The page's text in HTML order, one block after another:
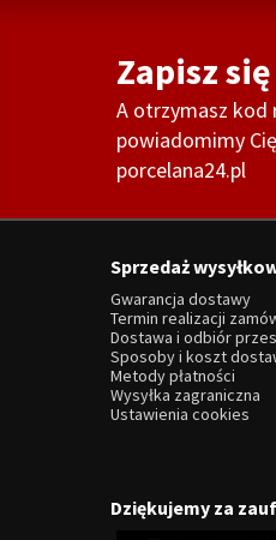
Zapisz
A otrzymasz kod
powiadomimy
porcelana24.pl
Sprzedaż
Gwarancja dostawy
Termin realizacji
Dostawa i odbiór
Sposoby i koszt
Metody płatności
Wysyłka zagraniczna
Ustawienia cookies
Dziękujemy za